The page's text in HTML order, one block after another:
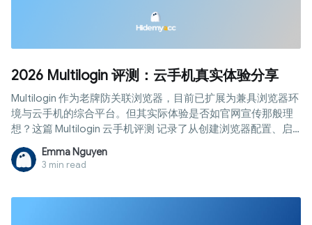
2026 Multilogin 评测：云手机真实体验分享
Multilogin 作为老牌防关联浏览器，目前已扩展为兼具浏览器环
境与云手机的综合平台。但其实际体验是否如官网宣传那般理
想？这篇 Multilogin 云手机评测 记录了从创建浏览器配置、启
动云手机到检测指纹、代理速度与网站访问能力的完整测试过
程。我们抛弃单纯的官方宣传文案，以实测数据为您呈现客观
真实的评价。
Emma Nguyen
3 min read